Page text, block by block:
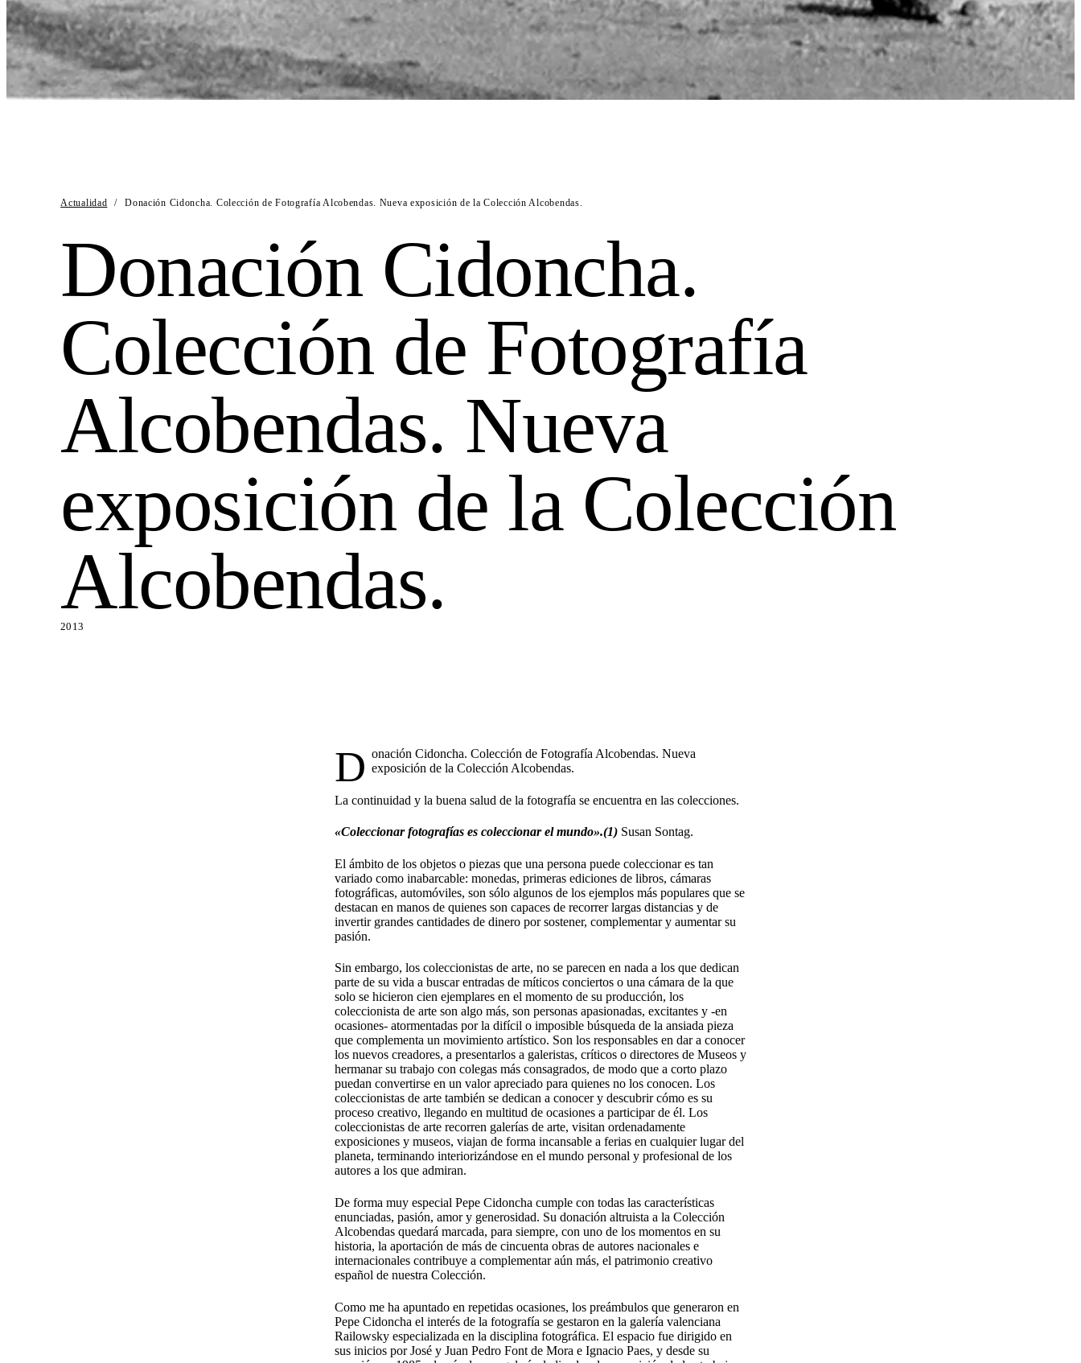
Actualidad / Donación Cidoncha. Colección de Fotografía Alcobendas. Nueva exposición de la Colección Alcobendas.
Donación Cidoncha.
Colección de Fotografía
Alcobendas. Nueva
exposición de la Colección
Alcobendas.
2013
D onación Cidoncha. Colección de Fotografía Alcobendas. Nueva
exposición de la Colección Alcobendas.
La continuidad y la buena salud de la fotografía se encuentra en las colecciones.
«Coleccionar fotografías es coleccionar el mundo».(1) Susan Sontag.
El ámbito de los objetos o piezas que una persona puede coleccionar es tan
variado como inabarcable: monedas, primeras ediciones de libros, cámaras
fotográficas, automóviles, son sólo algunos de los ejemplos más populares que se
destacan en manos de quienes son capaces de recorrer largas distancias y de
invertir grandes cantidades de dinero por sostener, complementar y aumentar su
pasión.
Sin embargo, los coleccionistas de arte, no se parecen en nada a los que dedican
parte de su vida a buscar entradas de míticos conciertos o una cámara de la que
solo se hicieron cien ejemplares en el momento de su producción, los
coleccionista de arte son algo más, son personas apasionadas, excitantes y -en
ocasiones- atormentadas por la difícil o imposible búsqueda de la ansiada pieza
que complementa un movimiento artístico. Son los responsables en dar a conocer
los nuevos creadores, a presentarlos a galeristas, críticos o directores de Museos y
hermanar su trabajo con colegas más consagrados, de modo que a corto plazo
puedan convertirse en un valor apreciado para quienes no los conocen. Los
coleccionistas de arte también se dedican a conocer y descubrir cómo es su
proceso creativo, llegando en multitud de ocasiones a participar de él. Los
coleccionistas de arte recorren galerías de arte, visitan ordenadamente
exposiciones y museos, viajan de forma incansable a ferias en cualquier lugar del
planeta, terminando interiorizándose en el mundo personal y profesional de los
autores a los que admiran.
De forma muy especial Pepe Cidoncha cumple con todas las características
enunciadas, pasión, amor y generosidad. Su donación altruista a la Colección
Alcobendas quedará marcada, para siempre, con uno de los momentos en su
historia, la aportación de más de cincuenta obras de autores nacionales e
internacionales contribuye a complementar aún más, el patrimonio creativo
español de nuestra Colección.
Como me ha apuntado en repetidas ocasiones, los preámbulos que generaron en
Pepe Cidoncha el interés de la fotografía se gestaron en la galería valenciana
Railowsky especializada en la disciplina fotográfica. El espacio fue dirigido en
sus inicios por José y Juan Pedro Font de Mora e Ignacio Paes, y desde su